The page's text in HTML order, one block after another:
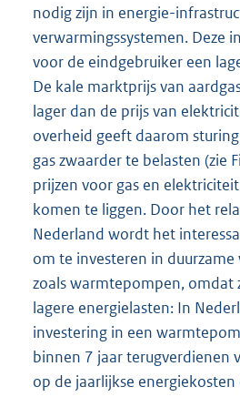
nodig zijn in energie-
verwarmingssystemen. Deze
voor de eindgebruiker een
De kale marktprijs van
lager dan de prijs van
overheid geeft daarom
gas zwaarder te belasten (zie
prijzen voor gas en
komen te liggen. Door het
Nederland wordt het
om te investeren in
zoals warmtepompen, omdat
lagere energielasten: In
investering in een
binnen 7 jaar terugverdienen
op de jaarlijkse energiekosten